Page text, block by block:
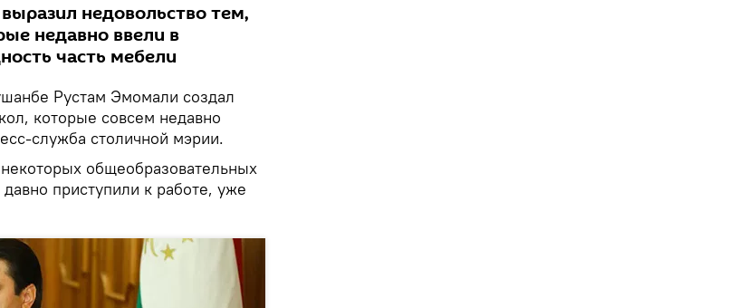
недовольство тем,
недавно ввели в
часть мебели
Рустам Эмомали создал
которые совсем недавно
служба столичной мэрии.
общеобразовательных
приступили к работе, уже